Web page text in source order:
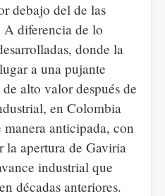
debajo del de las
A diferencia de lo
donde la
a una pujante
alto valor después de
en Colombia
anticipada, con
apertura de Gaviria
industrial que
décadas anteriores.